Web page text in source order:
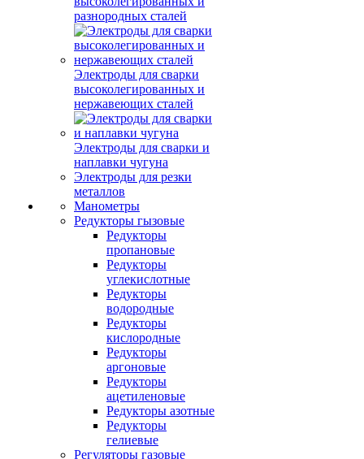
разнородных сталей
Электроды для сварки
высоколегированных и
нержавеющих сталей
Электроды для сварки и
наплавки чугуна
Электроды для резки
металлов
Манометры
Редукторы гызовые
Редукторы
пропановые
Редукторы
углекислотные
Редукторы
водородные
Редукторы
кислородные
Редукторы
аргоновые
Редукторы
ацетиленовые
Редукторы азотные
Редукторы
гелиевые
Регуляторы газовые